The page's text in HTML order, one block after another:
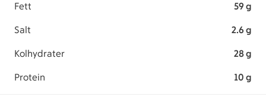
Fett 59 g
Salt 2.6 g
Kolhydrater 28 g
Protein 10 g